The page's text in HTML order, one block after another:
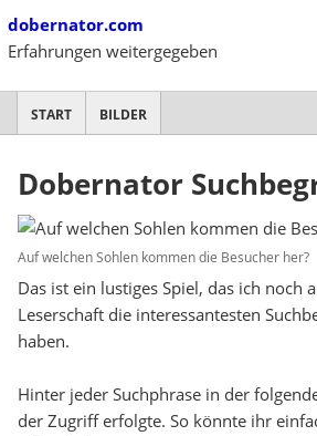
dobernator.com
Erfahrungen weitergegeben
SKIP TO CONTENT
START BILDER
Dobernator
Auf welchen Sohlen kommen die Besucher her?
Das ist ein lustiges Spiel, das ich noch
Leserschaft die interessantesten
haben.
Hinter jeder Suchphrase in der
der Zugriff erfolgte. So könnte ihr